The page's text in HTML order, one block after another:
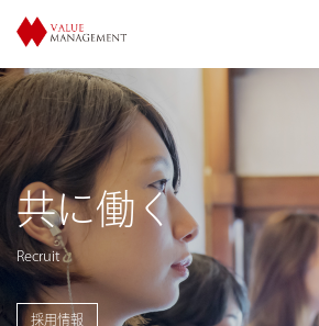
歴史的建造物の
利活用
Utilization of Historical Facilities